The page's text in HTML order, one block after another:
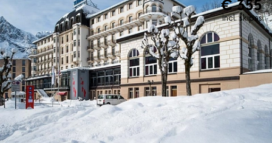
€ 355
incl. skipas